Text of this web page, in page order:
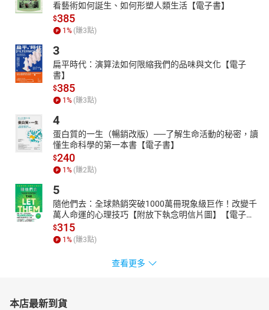
看藝術如何誕生、如何形塑人類生活【電子書】
$385
1 % (賺3點)
3
扁平時代：演算法如何限縮我們的品味與文化【電子
書】
$385
1 % (賺3點)
4
蛋白質的一生（暢銷改版）──了解生命活動的秘密，讀
懂生命科學的第一本書【電子書】
$240
1 % (賺2點)
5
隨他們去：全球熱銷突破1000萬冊現象級巨作！改變千
萬人命運的心理技巧【附放下執念明信片圖】【電子
書】
$315
1 % (賺3點)
查看更多
本店最新到貨